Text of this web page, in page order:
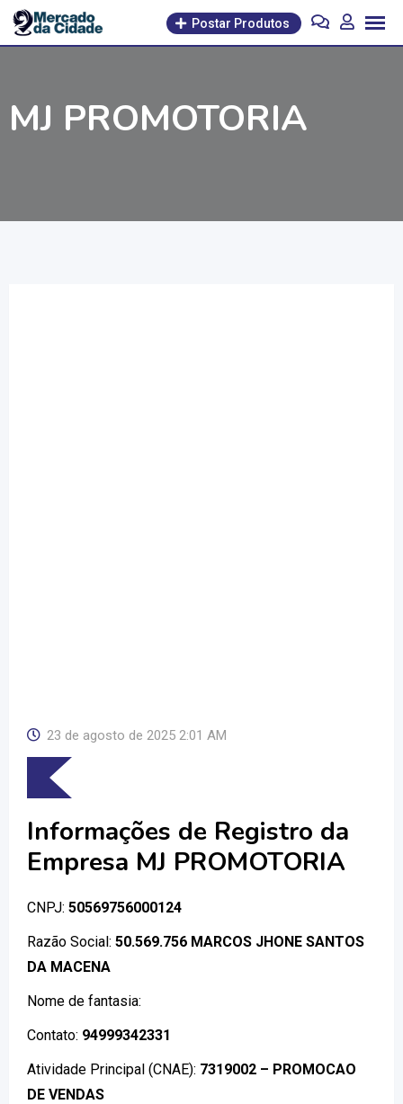
Pular
para
Postar Produtos
MJ PROMOTORIA
23 de agosto de 2025 2:01 AM
Informações de Registro da
Empresa MJ PROMOTORIA
CNPJ: 50569756000124
Razão Social: 50.569.756 MARCOS JHONE SANTOS
DA MACENA
Nome de fantasia:
Contato: 94999342331
Atividade Principal (CNAE): 7319002 – PROMOCAO
DE VENDAS